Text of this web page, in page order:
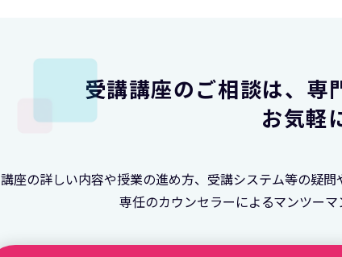
受講講座のご相談は、 専
お気軽
講座の詳しい内容や授業の進め方、受講システム等の疑
専任のカウンセラーによるマンツー